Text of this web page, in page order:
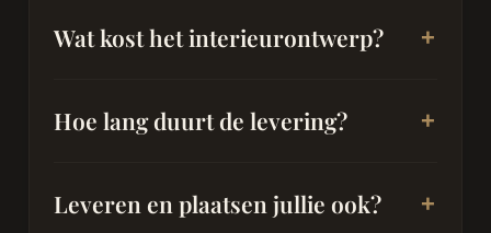
Wat kost het interieurontwerp?
Hoe lang duurt de levering?
Leveren en plaatsen jullie ook?